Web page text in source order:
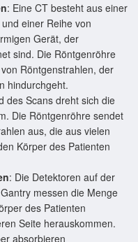
: Eine CT besteht aus einer
einer Reihe von
Gerät, der
sind. Die Röntgenröhre
Röntgenstrahlen, der
hindurchgeht.
des Scans dreht sich die
Die Röntgenröhre sendet
aus, die aus vielen
Körper des Patienten
: Die Detektoren auf der
messen die Menge
des Patienten
Seite herauskommen.
absorbieren